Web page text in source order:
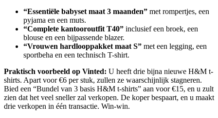
“Essentiële babyset maat 3 maanden” met rompertjes, een
pyjama en een muts.
“Complete kantooroutfit T40” inclusief een broek, een
blouse en een bijpassende blazer.
“Vrouwen hardlooppakket maat S” met een legging, een
sportbeha en een technisch T-shirt.
Praktisch voorbeeld op Vinted: U heeft drie bijna nieuwe H&M t-
shirts. Apart voor €6 per stuk, zullen ze waarschijnlijk stagneren.
Bied een “Bundel van 3 basis H&M t-shirts” aan voor €15, en u zult
zien dat het veel sneller zal verkopen. De koper bespaart, en u maakt
drie verkopen in één transactie. Win-win.